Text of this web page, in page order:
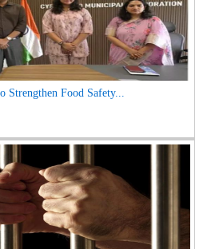
Strengthen Food Safety...